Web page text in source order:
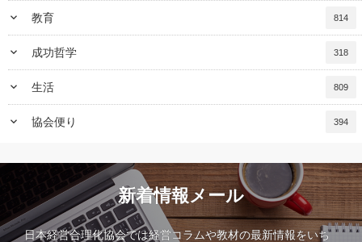
keyboard_arrow_down 教育 814
keyboard_arrow_down 成功哲学 318
keyboard_arrow_down 生活 809
keyboard_arrow_down 協会便り 394
新着情報メール
日本経営合理化協会では経営コラムや教材の最新情報をいち